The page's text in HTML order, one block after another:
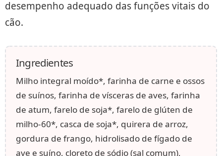
desempenho adequado das funções vitais do
cão.
Ingredientes
Milho integral moído*, farinha de carne e ossos
de suínos, farinha de vísceras de aves, farinha
de atum, farelo de soja*, farelo de glúten de
milho-60*, casca de soja*, quirera de arroz,
gordura de frango, hidrolisado de fígado de
ave e suíno, cloreto de sódio (sal comum),